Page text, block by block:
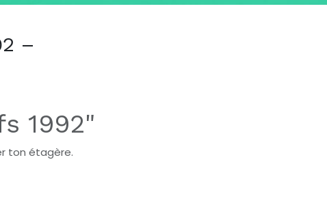
–
1992"
ton étagère.